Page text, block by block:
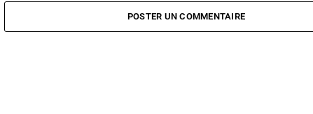
POSTER UN COMMENTAIRE